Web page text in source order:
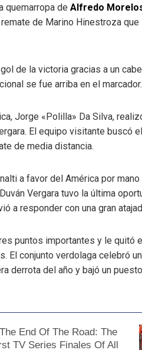
quemarropa de Alfredo
de Marino Hinestroza
de la victoria gracias a un
se fue arriba en el marcador.
Jorge «Polilla» Da Silva,
El equipo visitante buscó
de media distancia.
a favor del América por
Vergara tuvo la última
a responder con una gran
puntos importantes y le quitó
El conjunto verdolaga celebró
derrota del año y bajó un